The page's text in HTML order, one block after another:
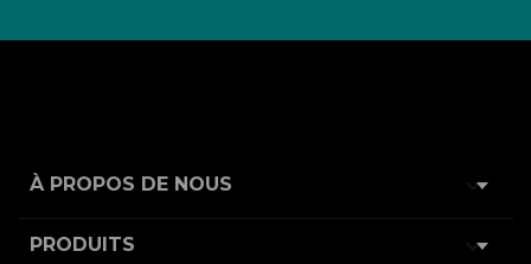
À PROPOS DE NOUS 
PRODUITS 